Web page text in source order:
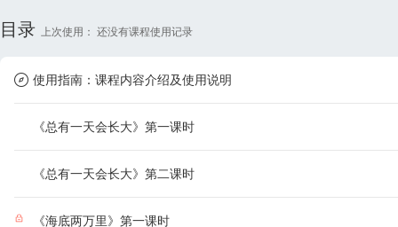
目录 上次使用： 还没有课程使用记录
 使用指南： 课程内容介绍及使用说明
《总有一天会长大》第一课时
《总有一天会长大》第二课时
《海底两万里》第一课时